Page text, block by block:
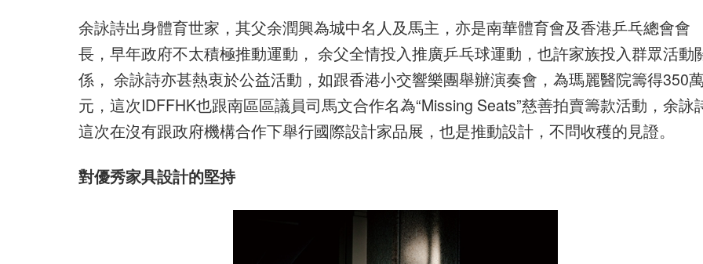
余詠詩出身體育世家，其父余潤興為城中名人及馬主，亦是南華體育會及香港乒乓總會會
長，早年政府不太積極推動運動， 余父全情投入推廣乒乓球運動，也許家族投入群眾活動
係， 余詠詩亦甚熱衷於公益活動，如跟香港小交響樂團舉辦演奏會，為瑪麗醫院籌得350
元，這次IDFFHK也跟南區區議員司馬文合作名為“Missing Seats”慈善拍賣籌款活動，余詠
這次在沒有跟政府機構合作下舉行國際設計家品展，也是推動設計，不問收穫的見證。
對優秀家具設計的堅持